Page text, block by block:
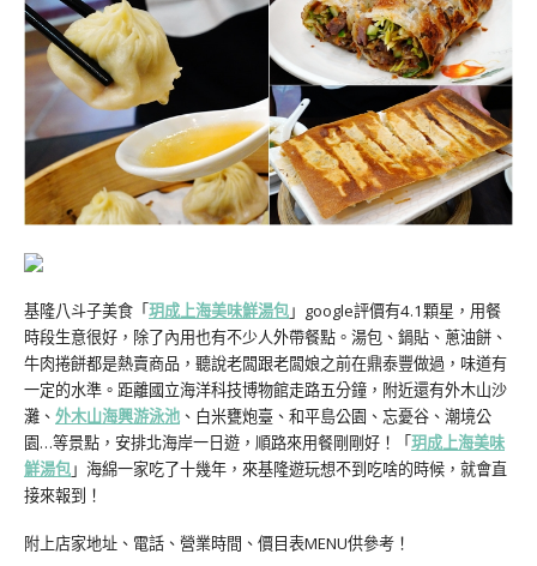
基隆八斗子美食「玥成上海美味鮮湯包」google評價有4.1顆星，用餐
時段生意很好，除了內用也有不少人外帶餐點。湯包、鍋貼、蔥油餅、
牛肉捲餅都是熱賣商品，聽說老闆跟老闆娘之前在鼎泰豐做過，味道有
一定的水準。距離國立海洋科技博物館走路五分鐘，附近還有外木山沙
灘、 外木山海興游泳池 、白米甕炮臺、和平島公園、忘憂谷、潮境公
園…等景點，安排北海岸一日遊，順路來用餐剛剛好！「玥成上海美味
鮮湯包」海綿一家吃了十幾年，來基隆遊玩想不到吃啥的時候，就會直
接來報到！
附上店家地址、電話、營業時間、價目表MENU供參考！